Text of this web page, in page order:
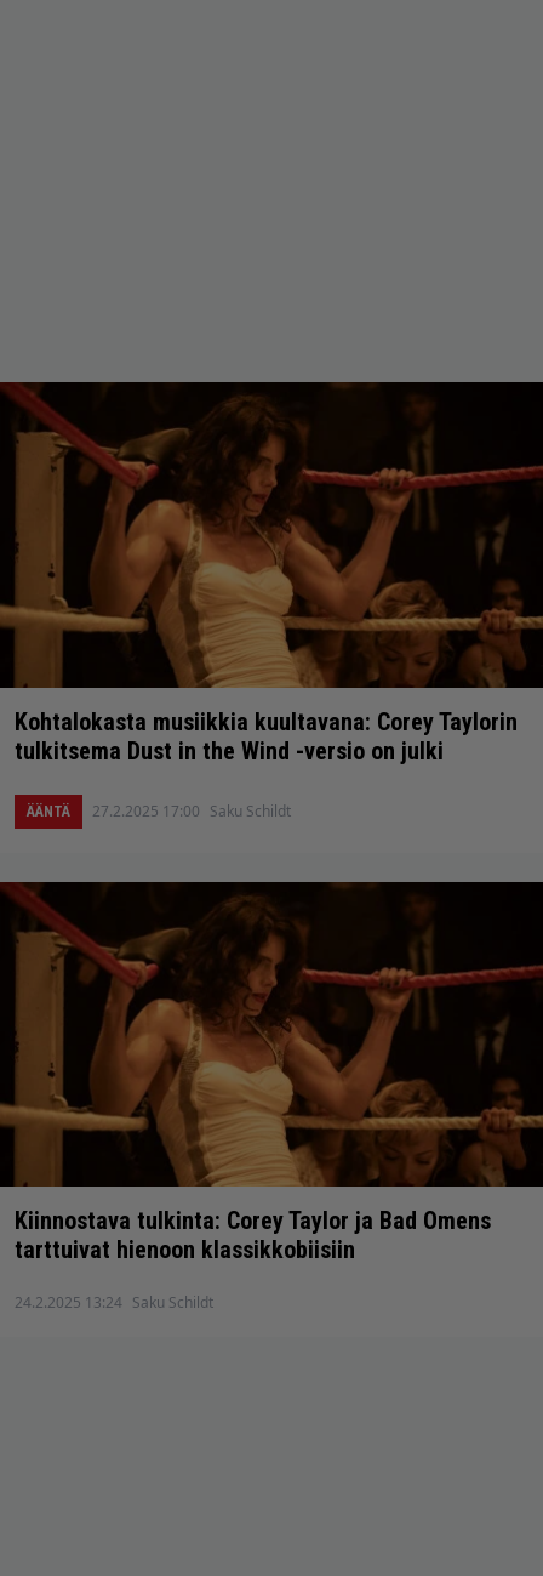
Kohtalokasta musiikkia kuultavana: Corey Taylorin
tulkitsema Dust in the Wind -versio on julki
ÄÄNTÄ 27.2.2025 17:00 Saku Schildt
Kiinnostava tulkinta: Corey Taylor ja Bad Omens
tarttuivat hienoon klassikkobiisiin
24.2.2025 13:24 Saku Schildt